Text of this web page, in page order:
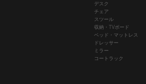
デスク
チェア
スツール
収納・TVボード
ベッド・マットレス
ドレッサー
ミラー
コートラック